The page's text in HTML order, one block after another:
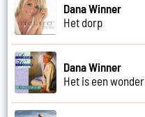
Dana Winner
Het dorp
Dana Winner
Het is een wonder